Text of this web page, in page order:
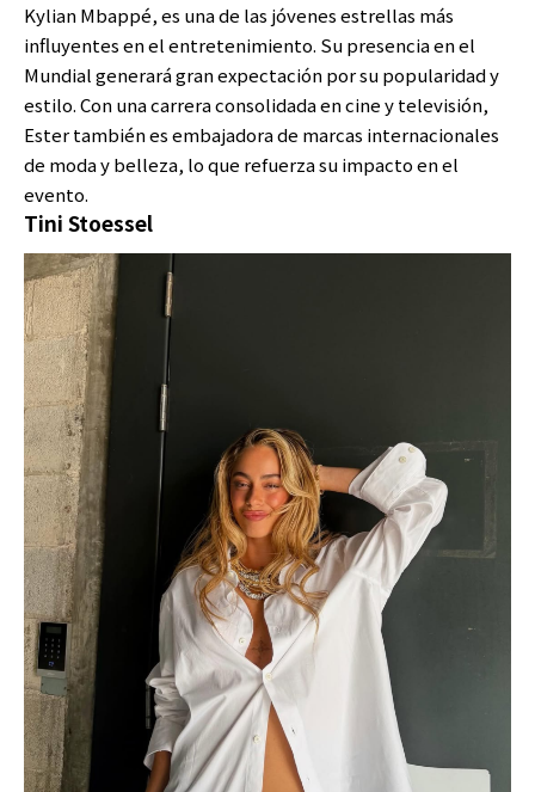
Kylian Mbappé, es una de las jóvenes estrellas más
influyentes en el entretenimiento. Su presencia en el
Mundial generará gran expectación por su popularidad y
estilo. Con una carrera consolidada en cine y televisión,
Ester también es embajadora de marcas internacionales
de moda y belleza, lo que refuerza su impacto en el
evento.
Tini Stoessel